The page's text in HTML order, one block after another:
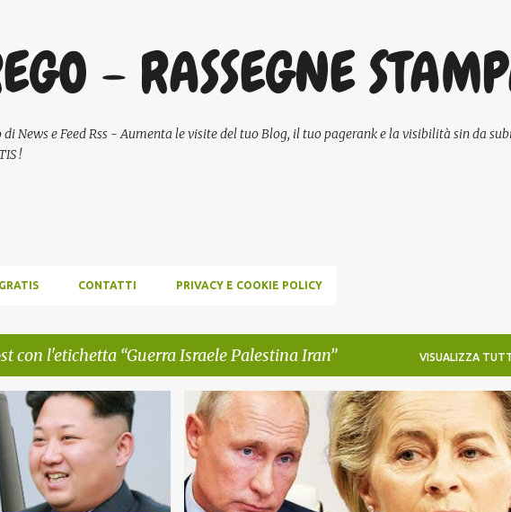
- RASSEGNE
News e Feed Rss - Aumenta le visite del tuo Blog, il tuo pagerank e la visibilità sin da
!
CONTATTI PRIVACY E COOKIE POLICY
con l'etichetta Guerra Israele Palestina Iran VISUALIZZA
ELEZIONIUSA + COMUNICAZIONE ECONOMIA GOSSIP 6